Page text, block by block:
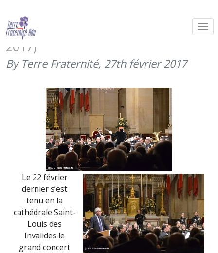
Le concert du Gouverneur militaire
de Paris pour les blessés (22 février
2017)
By Terre Fraternité, 27th février 2017
Le 22 février
dernier s’est
tenu en la
cathédrale Saint-
Louis des
Invalides le
grand concert